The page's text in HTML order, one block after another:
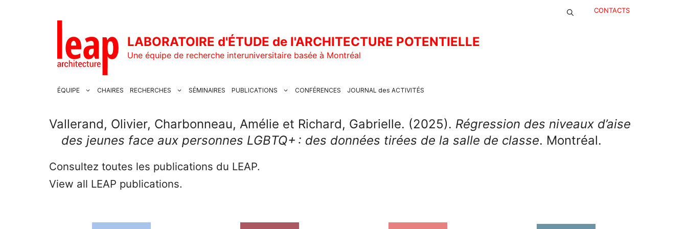
CONTACTS
LABORATOIRE d'ÉTUDE de l'ARCHITECTURE POTENTIELLE
Une équipe de recherche interuniversitaire basée à Montréal
ÉQUIPE CHAIRES RECHERCHES SÉMINAIRES PUBLICATIONS CONFÉRENCES JOURNAL des ACTIVITÉS
Vallerand, Olivier, Charbonneau, Amélie et Richard, Gabrielle. (2025). Régression des niveaux d’aise
des jeunes face aux personnes LGBTQ+ : des données tirées de la salle de classe. Montréal.
Consultez toutes les publications du LEAP.
View all LEAP publications.